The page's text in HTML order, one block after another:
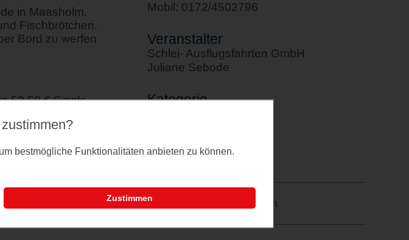
in Maasholm.
Fischbrötchen.
Bord zu werfen
52,50 € Single
Mobil: 0172/4502796
Veranstalter
Schlei- Ausflugsfahrten GmbH
Juliane Sebode
Kategorie
Letztes Update
Merkzettel: speichern
bestmögliche Funktionalitäten anbieten zu können.
Zustimmen